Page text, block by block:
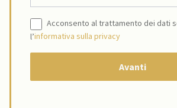
Acconsento al trattamento dei dati
l’informativa sulla privacy